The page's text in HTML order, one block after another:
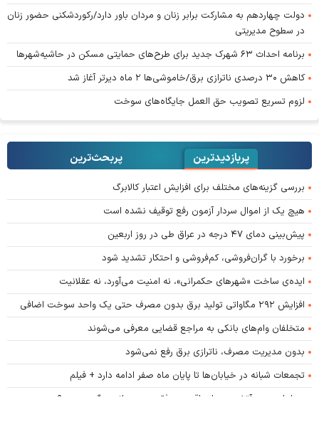
دولت چهاردهم به مشارکت برابر زنان و مردان باور دارد/رکوردشکنی حضور زنان
در سطوح مدیریتی
برنامه احداث ۶۳ شهرک جدید برای طرح‌های حمایتی مسکن در حاشیه‌شهرها
کاهش ۳۰ درصدی ناترازی برق/خاموشی‌ها ۲ ماه دیرتر آغاز شد
لزوم تسریع تصویب حق العمل جایگاه‌های سوخت
پربازدیدترین پربحث‌ترین‌
بررسی گزینه‌های مختلف برای افزایش اعتبار کالابرگ
هیچ یک از اموال سردار آزمون رفع توقیف نشده است
پیش‌بینی دمای ۴۷ درجه در عراق طی در روز اربعین
برخورد با گران‌فروشی، کم‌فروشی و احتکار تشدید شود
ایده‌ی ساخت «شهرهای حکمرانی»، نه امنیت می‌آورد، نه عقلانیت
افزایش ۲۹۲ مگاواتی تولید برق بدون مصرف حتی یک واحد سوخت اضافی
متخلفان وام‌های بانکی به مراجع قضایی معرفی می‌شوند
بدون مدیریت مصرف، ناترازی برق رفع نمی‌شود
تجمعات شبانه در خیابان‌ها تا پایان ماه صفر ادامه دارد + فیلم
دیپلماسی زیر آتش؛ معیار واقعی موفقیت در میانه جنگ چیست؟